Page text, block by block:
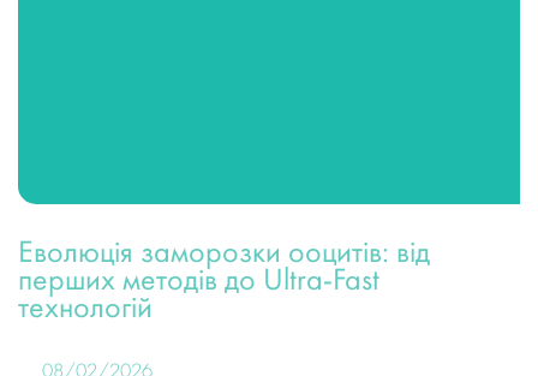
Еволюція заморозки ооцитів: від
перших методів до Ultra-Fast
технологій
08/02/2026